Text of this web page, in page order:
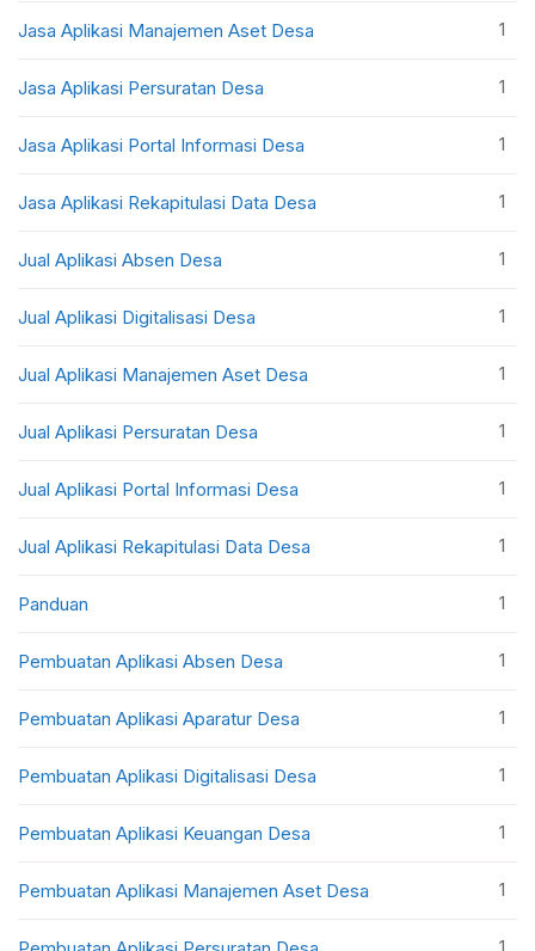
Jasa Aplikasi Manajemen Aset Desa 1
Jasa Aplikasi Persuratan Desa 1
Jasa Aplikasi Portal Informasi Desa 1
Jasa Aplikasi Rekapitulasi Data Desa 1
Jual Aplikasi Absen Desa 1
Jual Aplikasi Digitalisasi Desa 1
Jual Aplikasi Manajemen Aset Desa 1
Jual Aplikasi Persuratan Desa 1
Jual Aplikasi Portal Informasi Desa 1
Jual Aplikasi Rekapitulasi Data Desa 1
Panduan 1
Pembuatan Aplikasi Absen Desa 1
Pembuatan Aplikasi Aparatur Desa 1
Pembuatan Aplikasi Digitalisasi Desa 1
Pembuatan Aplikasi Keuangan Desa 1
Pembuatan Aplikasi Manajemen Aset Desa 1